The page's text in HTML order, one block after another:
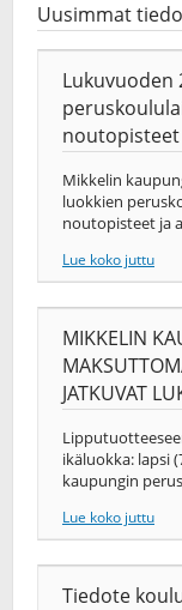
Uusimmat
Lukuvuoden
noutopisteet
Mikkelin
luokkien
noutopisteet ja
Lue koko juttu
MIKKELIN
JATKUVAT
ikäluokka: lapsi
kaupungin
Lue koko juttu
Tiedote